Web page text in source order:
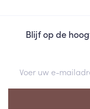
Blijf op de